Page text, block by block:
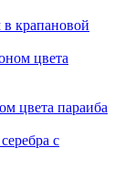
крапановой
цвета параиба